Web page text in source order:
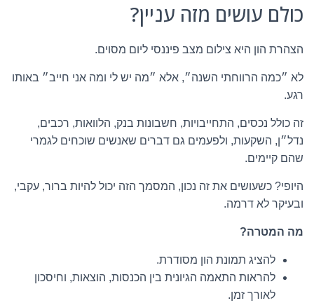
כולם עושים מזה עניין?
הצהרת הון היא צילום מצב פיננסי ליום מסוים.
לא ״כמה הרווחתי השנה״, אלא ״מה יש לי ומה אני חייב״ באותו
רגע.
זה כולל נכסים, התחייבויות, חשבונות בנק, הלוואות, רכבים,
נדל״ן, השקעות, ולפעמים גם דברים שאנשים שוכחים לגמרי
שהם קיימים.
היופי? כשעושים את זה נכון, המסמך הזה יכול להיות ברור, עקבי,
ובעיקר לא דרמה.
מה המטרה?
להציג תמונת הון מסודרת.
להראות התאמה הגיונית בין הכנסות, הוצאות, וחיסכון
לאורך זמן.